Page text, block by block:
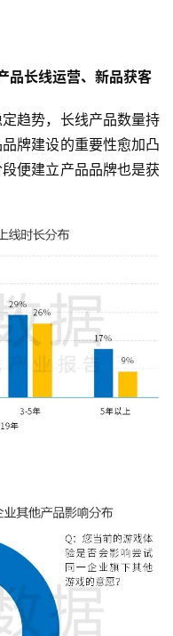
品长线运营、新品获客
趋势，长线产品数量持
牌建设的重要性愈加凸
便建立产品品牌也是获